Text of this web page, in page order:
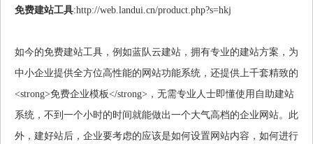
免费建站工具:http://web.landui.cn/product.php?s=hkj
如今的免费建站工具，例如蓝队云建站，拥有专业的建站方案，为
中小企业提供全方位高性能的网站功能系统，还提供上千套精致的
<strong>免费企业模板</strong>，无需专业人士即懂使用自助建站
系统，不到一个小时的时间就能做出一个大气高档的企业网站。此
外，建好站后，企业要考虑的应该是如何设置网站内容，如何进行